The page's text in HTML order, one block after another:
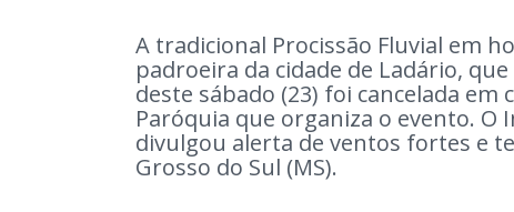
A tradicional Procissão Fluvial em
padroeira da cidade de Ladário,
deste sábado (23) foi cancelada
Paróquia que organiza o evento. O
divulgou alerta de ventos fortes e
Grosso do Sul (MS).